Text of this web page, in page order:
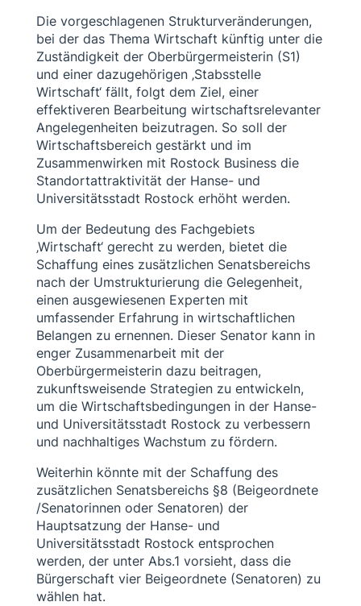
Die vorgeschlagenen Strukturveränderungen,
bei der das Thema Wirtschaft künftig unter die
Zuständigkeit der Oberbürgermeisterin (S1)
und einer dazugehörigen ‚Stabsstelle
Wirtschaft‘ fällt, folgt dem Ziel, einer
effektiveren Bearbeitung wirtschaftsrelevanter
Angelegenheiten beizutragen. So soll der
Wirtschaftsbereich gestärkt und im
Zusammenwirken mit Rostock Business die
Standortattraktivität der Hanse- und
Universitätsstadt Rostock erhöht werden.
Um der Bedeutung des Fachgebiets
‚Wirtschaft‘ gerecht zu werden, bietet die
Schaffung eines zusätzlichen Senatsbereichs
nach der Umstrukturierung die Gelegenheit,
einen ausgewiesenen Experten mit
umfassender Erfahrung in wirtschaftlichen
Belangen zu ernennen. Dieser Senator kann in
enger Zusammenarbeit mit der
Oberbürgermeisterin dazu beitragen,
zukunftsweisende Strategien zu entwickeln,
um die Wirtschaftsbedingungen in der Hanse-
und Universitätsstadt Rostock zu verbessern
und nachhaltiges Wachstum zu fördern.
Weiterhin könnte mit der Schaffung des
zusätzlichen Senatsbereichs §8 (Beigeordnete
/Senatorinnen oder Senatoren) der
Hauptsatzung der Hanse- und
Universitätsstadt Rostock entsprochen
werden, der unter Abs.1 vorsieht, dass die
Bürgerschaft vier Beigeordnete (Senatoren) zu
wählen hat.